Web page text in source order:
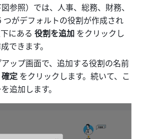
参照）では、人事、総務、財務、
つがデフォルトの役割が作成され
にある 役割を追加 をクリックし
できます。
ップ画面で、追加する役割の名前
確定 をクリックします。続いて、こ
追加します。